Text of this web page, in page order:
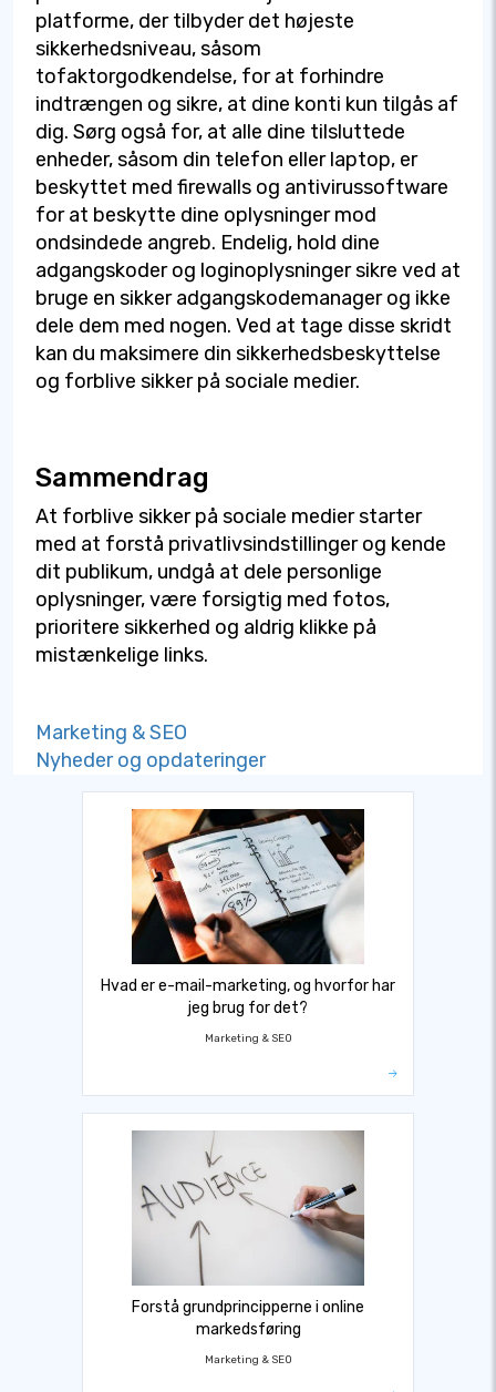
platforme, der tilbyder det højeste
sikkerhedsniveau, såsom
tofaktorgodkendelse, for at forhindre
indtrængen og sikre, at dine konti kun tilgås af
dig. Sørg også for, at alle dine tilsluttede
enheder, såsom din telefon eller laptop, er
beskyttet med firewalls og antivirussoftware
for at beskytte dine oplysninger mod
ondsindede angreb. Endelig, hold dine
adgangskoder og loginoplysninger sikre ved at
bruge en sikker adgangskodemanager og ikke
dele dem med nogen. Ved at tage disse skridt
kan du maksimere din sikkerhedsbeskyttelse
og forblive sikker på sociale medier.
Sammendrag
At forblive sikker på sociale medier starter
med at forstå privatlivsindstillinger og kende
dit publikum, undgå at dele personlige
oplysninger, være forsigtig med fotos,
prioritere sikkerhed og aldrig klikke på
mistænkelige links.
Marketing & SEO
Nyheder og opdateringer
Hvad er e-mail-marketing, og hvorfor har
jeg brug for det?
Marketing & SEO
Forstå grundprincipperne i online
markedsføring
Marketing & SEO